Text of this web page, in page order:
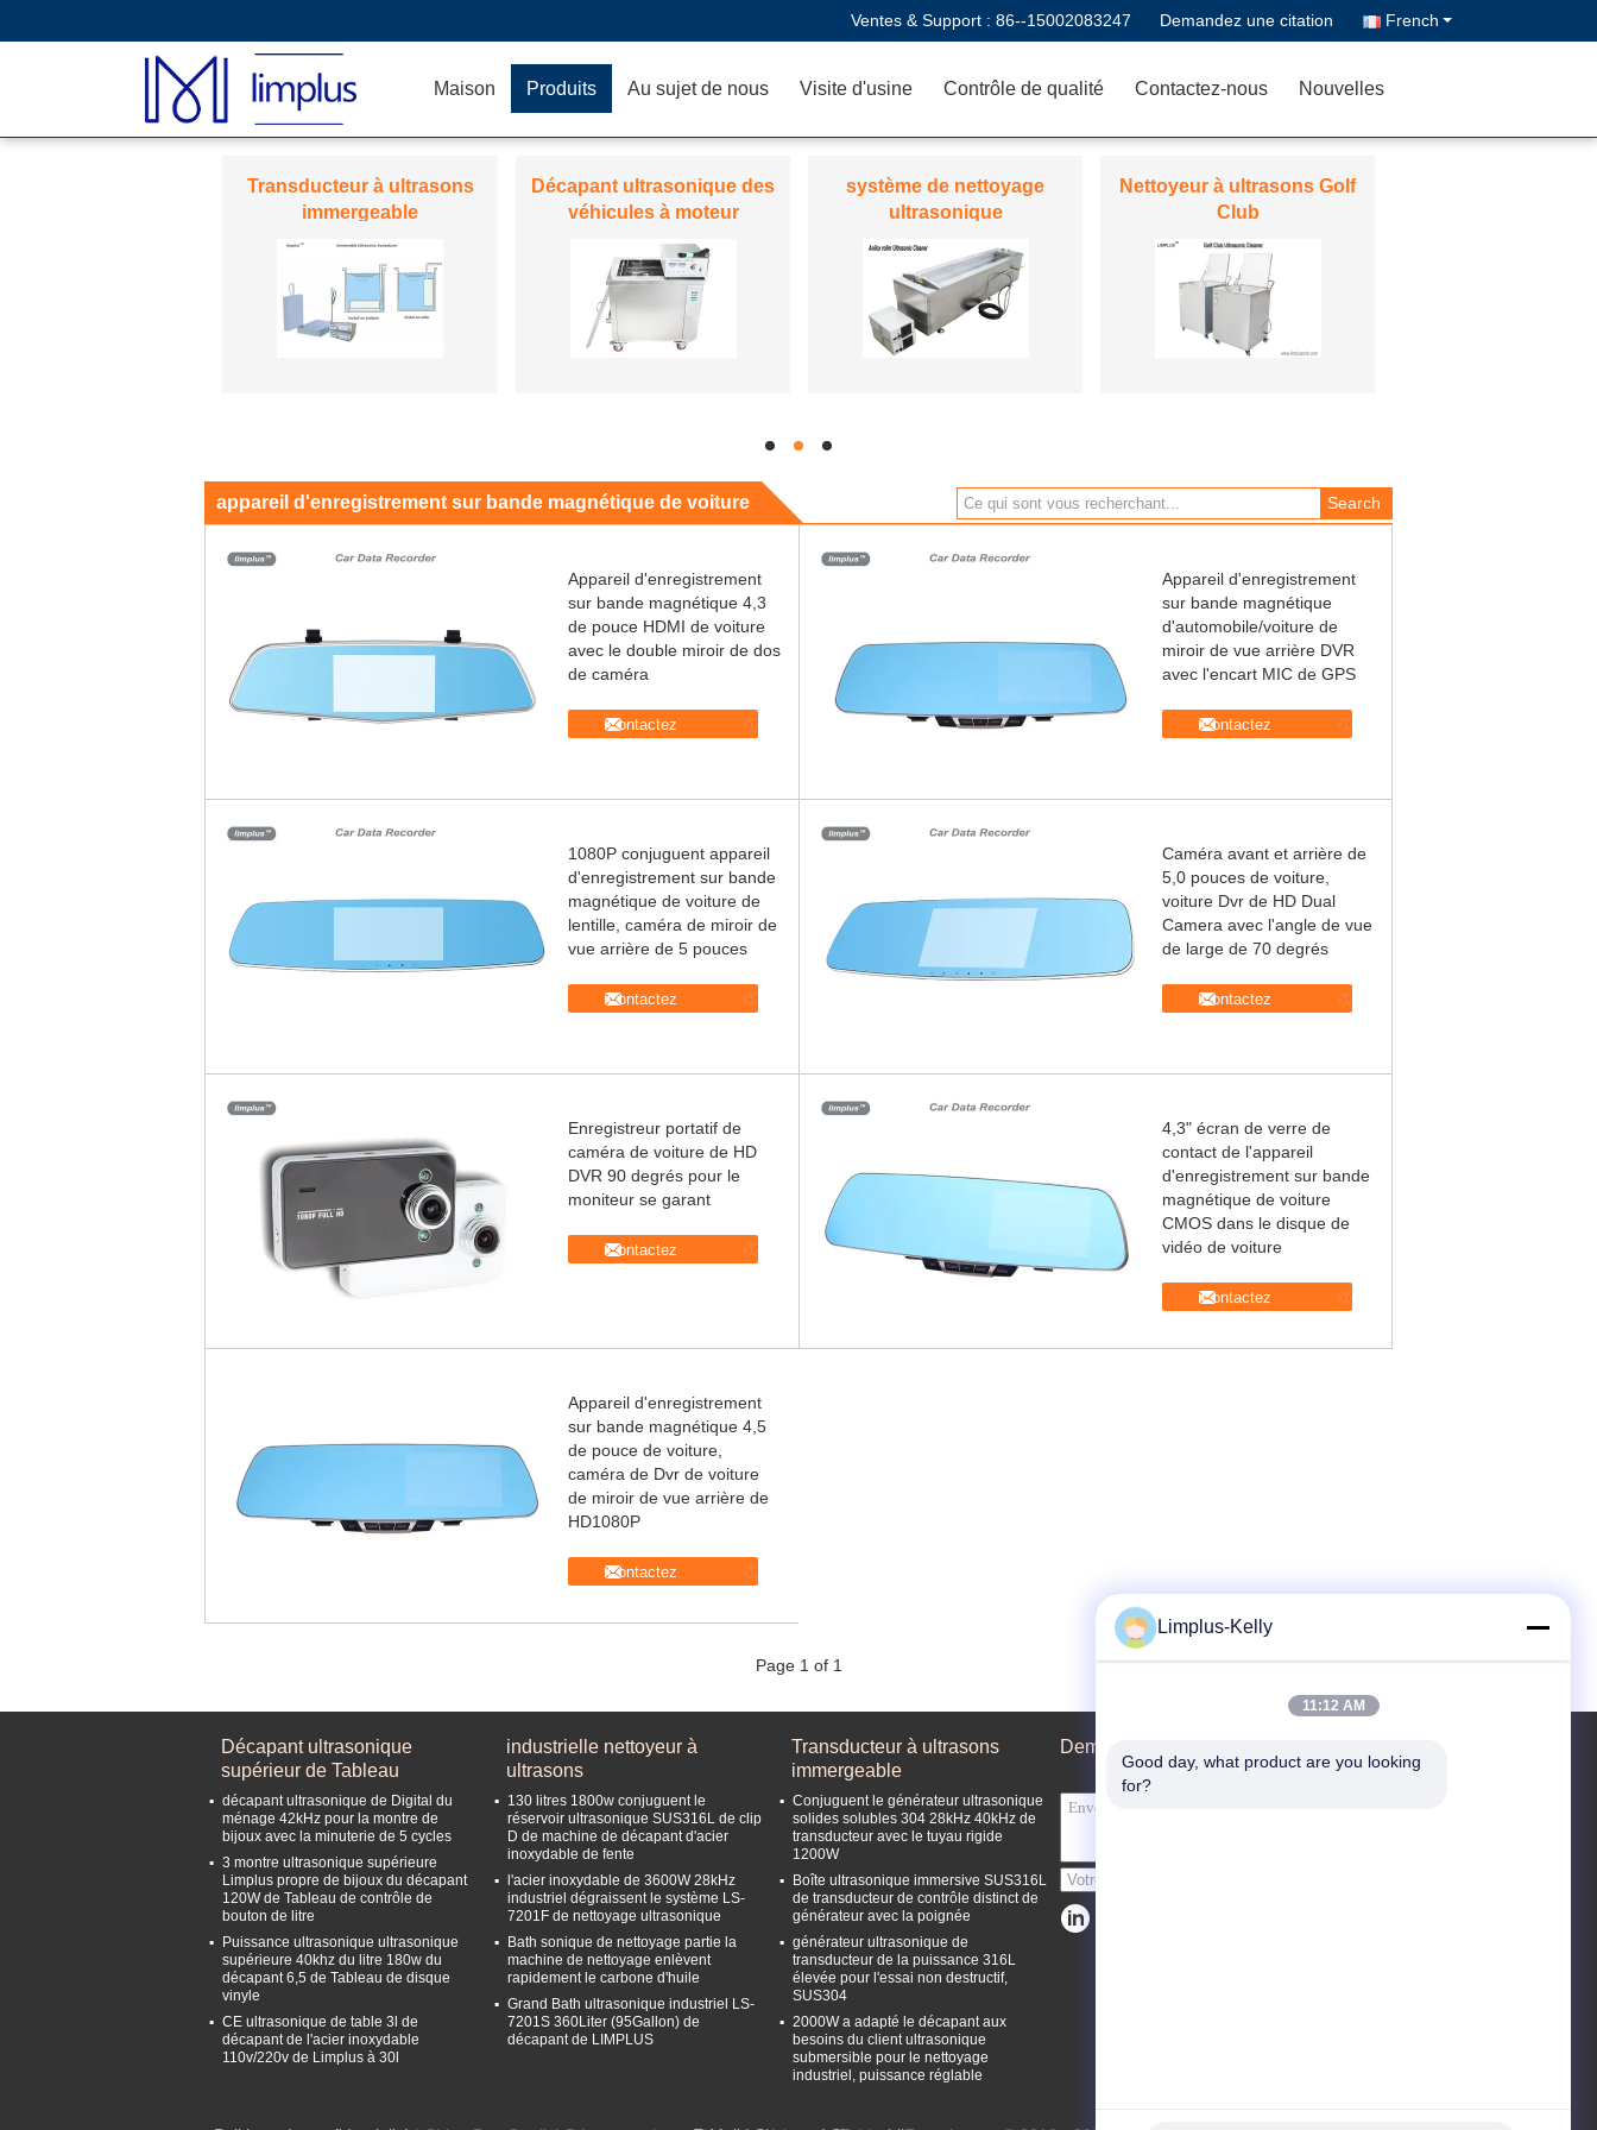
Ventes & Support : 86--15002083247 Demandez une citation French
Maison Produits Au sujet de nous Visite d'usine Contrôle de qualité Contactez-nous Nouvelles
Décapant ultrasonique fait
sur commande
Décapant aveugle
ultrasonique
appareil d'enregistrement
sur bande magnétique de
machine de soudure
ultrasonore
hd hd hd
appareil d'enregistrement sur bande magnétique de voiture
Appareil d'enregistrement
sur bande magnétique 4,3
de pouce HDMI de voiture
avec le double miroir de dos
de caméra
Contactez
Appareil d'enregistrement
sur bande magnétique
d'automobile/voiture de
miroir de vue arrière DVR
avec l'encart MIC de GPS
Contactez
1080P conjuguent appareil
d'enregistrement sur bande
magnétique de voiture de
lentille, caméra de miroir de
vue arrière de 5 pouces
Contactez
Caméra avant et arrière de
5,0 pouces de voiture,
voiture Dvr de HD Dual
Camera avec l'angle de vue
de large de 70 degrés
Contactez
Enregistreur portatif de
caméra de voiture de HD
DVR 90 degrés pour le
moniteur se garant
Contactez
4,3" écran de verre de
contact de l'appareil
d'enregistrement sur bande
magnétique de voiture
CMOS dans le disque de
vidéo de voiture
Contactez
Appareil d'enregistrement
sur bande magnétique 4,5
de pouce de voiture,
caméra de Dvr de voiture
de miroir de vue arrière de
HD1080P
Contactez
Page 1 of 1
Décapant ultrasonique
supérieur de Tableau
décapant ultrasonique de Digital du
ménage 42kHz pour la montre de
bijoux avec la minuterie de 5 cycles
3 montre ultrasonique supérieure
Limplus propre de bijoux du décapant
120W de Tableau de contrôle de
bouton de litre
Puissance ultrasonique ultrasonique
supérieure 40khz du litre 180w du
décapant 6,5 de Tableau de disque
vinyle
CE ultrasonique de table 3l de
décapant de l'acier inoxydable
110v/220v de Limplus à 30l
industrielle nettoyeur à
ultrasons
130 litres 1800w conjuguent le
réservoir ultrasonique SUS316L de clip
D de machine de décapant d'acier
inoxydable de fente
l'acier inoxydable de 3600W 28kHz
industriel dégraissent le système LS-
7201F de nettoyage ultrasonique
Bath sonique de nettoyage partie la
machine de nettoyage enlèvent
rapidement le carbone d'huile
Grand Bath ultrasonique industriel LS-
7201S 360Liter (95Gallon) de
décapant de LIMPLUS
Transducteur à ultrasons
immergeable
Conjuguent le générateur ultrasonique
solides solubles 304 28kHz 40kHz de
transducteur avec le tuyau rigide
1200W
Boîte ultrasonique immersive SUS316L
de transducteur de contrôle distinct de
générateur avec la poignée
générateur ultrasonique de
transducteur de la puissance 316L
élevée pour l'essai non destructif,
SUS304
2000W a adapté le décapant aux
besoins du client ultrasonique
submersible pour le nettoyage
industriel, puissance réglable
Demande de soumission
Limplus-Kelly
11:12 AM
Good day, what product are you looking
for?